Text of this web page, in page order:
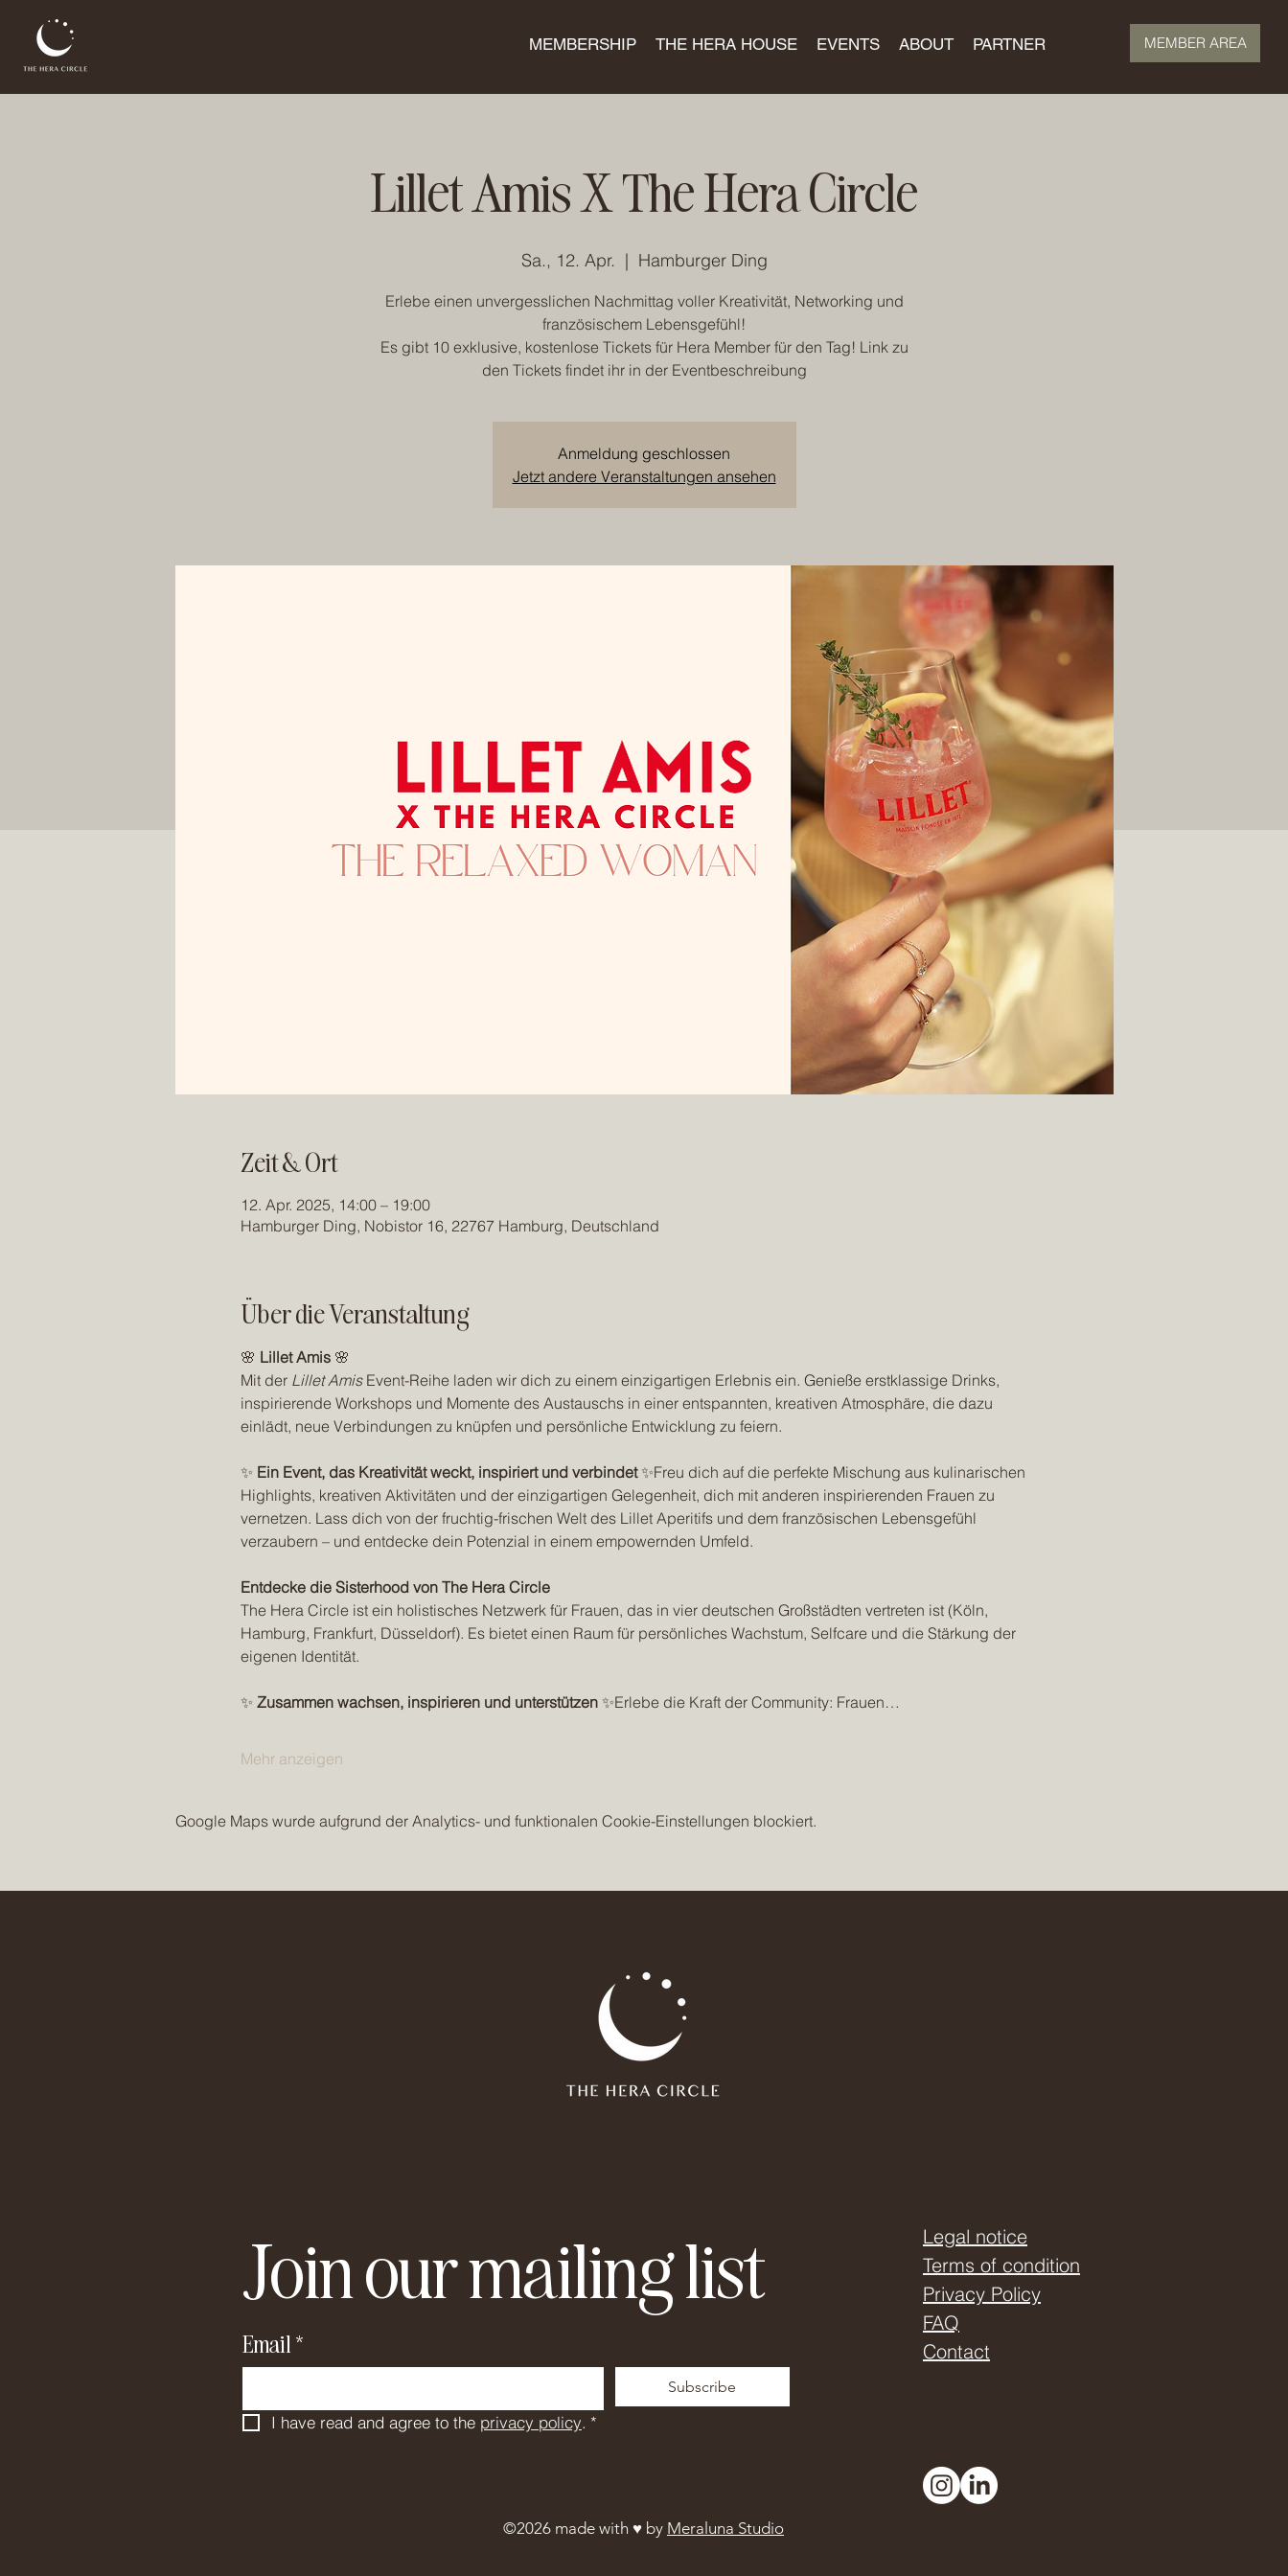
MEMBER AREA
MEMBERSHIP THE HERA HOUSE EVENTS ABOUT PARTNER
Lillet Amis X The Hera Circle
Sa., 12. Apr.
  |
Hamburger Ding
Erlebe einen unvergesslichen Nachmittag voller Kreativität, Networking und
französischem Lebensgefühl!
Es gibt 10 exklusive, kostenlose Tickets für Hera Member für den Tag! Link zu
den Tickets findet ihr in der Eventbeschreibung
Anmeldung geschlossen
Jetzt andere Veranstaltungen ansehen
Zeit & Ort
12. Apr. 2025, 14:00 – 19:00
Hamburger Ding, Nobistor 16, 22767 Hamburg, Deutschland
Über die Veranstaltung
🌸 Lillet Amis 🌸
Mit der Lillet Amis Event-Reihe laden wir dich zu einem einzigartigen Erlebnis ein. Genieße erstklassige Drinks,
inspirierende Workshops und Momente des Austauschs in einer entspannten, kreativen Atmosphäre, die dazu
einlädt, neue Verbindungen zu knüpfen und persönliche Entwicklung zu feiern.
✨ Ein Event, das Kreativität weckt, inspiriert und verbindet ✨Freu dich auf die perfekte Mischung aus kulinarischen
Highlights, kreativen Aktivitäten und der einzigartigen Gelegenheit, dich mit anderen inspirierenden Frauen zu
vernetzen. Lass dich von der fruchtig-frischen Welt des Lillet Aperitifs und dem französischen Lebensgefühl
verzaubern – und entdecke dein Potenzial in einem empowernden Umfeld.
Entdecke die Sisterhood von The Hera Circle
The Hera Circle ist ein holistisches Netzwerk für Frauen, das in vier deutschen Großstädten vertreten ist (Köln,
Hamburg, Frankfurt, Düsseldorf). Es bietet einen Raum für persönliches Wachstum, Selfcare und die Stärkung der
eigenen Identität.
✨ Zusammen wachsen, inspirieren und unterstützen ✨Erlebe die Kraft der Community: Frauen…
Mehr anzeigen
Google Maps wurde aufgrund der Analytics- und funktionalen Cookie-Einstellungen blockiert.
Join our mailing list
Email *
Subscribe
I have read and agree to the privacy policy. *
Legal notice
Terms of condition
Privacy Policy
FAQ
Contact
©2026 made with ♥︎ by Meraluna Studio